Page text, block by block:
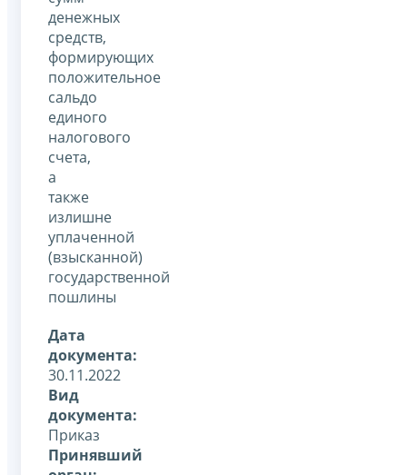
денежных
средств,
формирующих
положительное
сальдо
единого
налогового
счета,
а
также
излишне
уплаченной
(взысканной)
государственной
пошлины
Дата
документа:
30.11.2022
Вид
документа:
Приказ
Принявший